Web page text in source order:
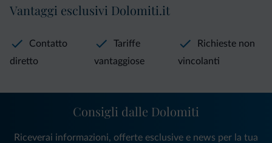
Vantaggi esclusivi Dolomiti.it
Contatto
diretto
Tariffe
vantaggiose
Richieste non
vincolanti
Consigli dalle Dolomiti
Riceverai informazioni, offerte esclusive e news per la tua